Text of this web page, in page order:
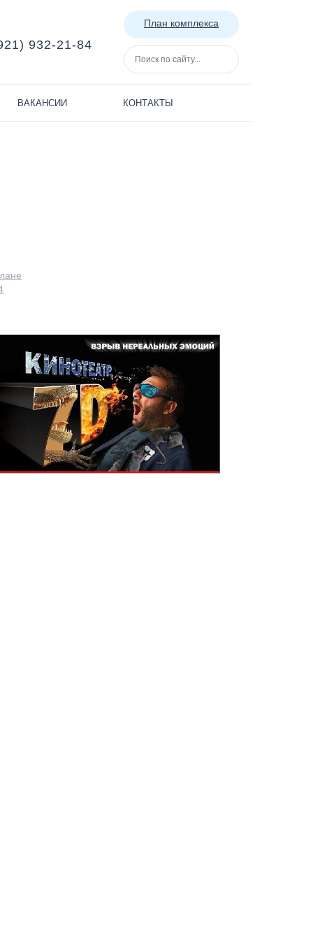
932-21-84
План комплекса
ВАКАНСИИ КОНТАКТЫ